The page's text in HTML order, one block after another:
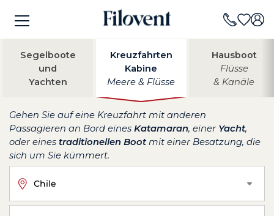
Segelboote
und
Yachten
Kreuzfahrten
Kabine
Meere & Flüsse
Hausboot
Flüsse
& Kanäle
Gehen Sie auf eine Kreuzfahrt mit anderen
Passagieren an Bord eines Katamaran, einer Yacht,
oder eines traditionellen Boot mit einer Besatzung, die
sich um Sie kümmert.
Chile